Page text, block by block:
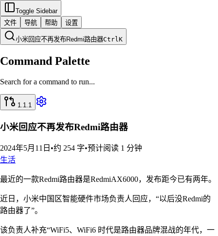
Toggle Sidebar
文件
导航 帮助 设置
小米回应不再发布Redmi路由器CtrlK
Command Palette
Search for a command to run...
1.1.1
小米回应不再发布Redmi路由器
2024年5月11日 •约 254 字•预计阅读 1 分钟
生活
最近的一款Redmi路由器是RedmiAX6000，发布距今已有两年。
近日，小米中国区智能硬件市场负责人回应，“以后没Redmi的
路由器了”。
该负责人补充“WiFi5、WiFi6 时代是路由器品牌混战的年代，一